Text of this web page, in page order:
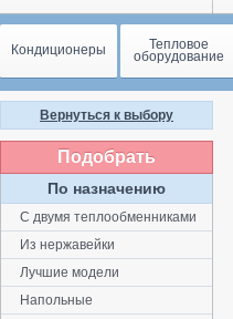
Кондиционеры Тепловое
оборудование
Вернуться к выбору
Подобрать
По назначению
С двумя теплообменниками
Из нержавейки
Лучшие модели
Напольные